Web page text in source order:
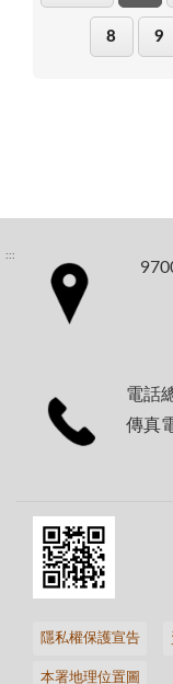
8 9
:::
電話
傳真
隱私權保護宣告
本署地理位置圖